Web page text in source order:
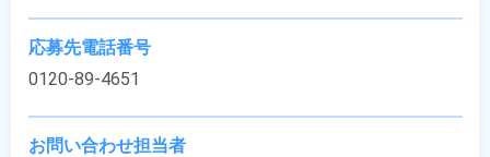
応募先電話番号
0120-89-4651
お問い合わせ担当者